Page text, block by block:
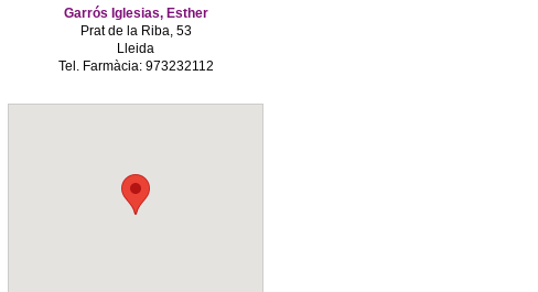
Garrós Iglesias, Esther
Prat de la Riba, 53
Lleida
Tel. Farmàcia: 973232112